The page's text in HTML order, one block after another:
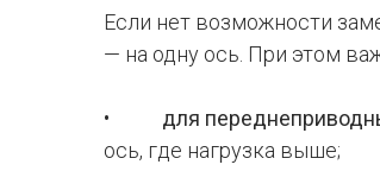
Если нет возможности
— на одну ось. При этом
• для
ось, где нагрузка выше;